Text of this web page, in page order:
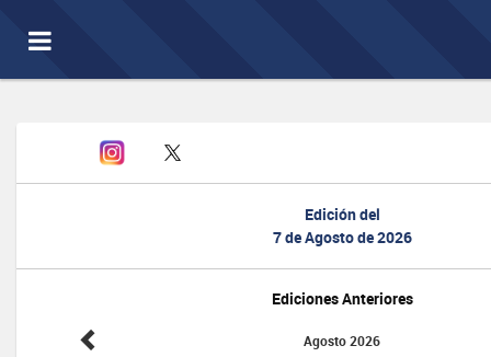
Toggle
navigation
Edición del
7 de Agosto de 2026
Ediciones Anteriores
Agosto 2026